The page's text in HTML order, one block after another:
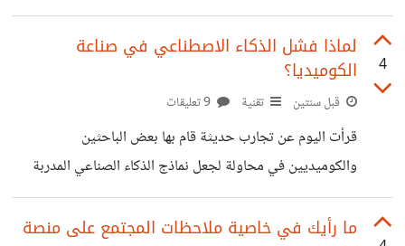
كان بإمكانك قضاء يوم كامل في حياة شخص آخر، من سيكون
ولماذا؟
4
لماذا فشل الذكاء الاصطناعي في صناعة
الكوميديا؟
قبل سنتين تقنية
قرأت اليوم عن تجارب حديثة قام بها بعض الباحثين
والكوميديين في محاولة لجعل نماذج الذكاء الصناعي المدربة
تنتج أعمالًا كوميدية، سواء نكات أو مؤلفات طويلة وغيرها. ومن
ثم تم عرض النتائج على مجموعة من الكوميديين لنقدها،
ما رأيك في خاصية ملاحظات المجتمع على منصة